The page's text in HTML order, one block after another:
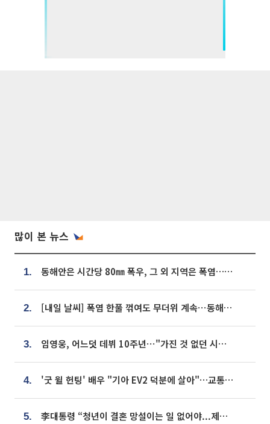
많이 본 뉴스
1. 동해안은 시간당 80㎜ 폭우, 그 외 지역은 폭염…‘극과 극 날씨’
2. [내일 날씨] 폭염 한풀 꺾여도 무더위 계속⋯동해안 이틀 연속 비
3. 임영웅, 어느덧 데뷔 10주년⋯"가진 것 없던 시절, 내 앞엔 20명의 팬뿐"
4. '굿 윌 헌팅' 배우 "기아 EV2 덕분에 살아"…교통사고 후 안전성 극찬
5. 李대통령 “청년이 결혼 망설이는 일 없어야...제도상 불이익 조사”